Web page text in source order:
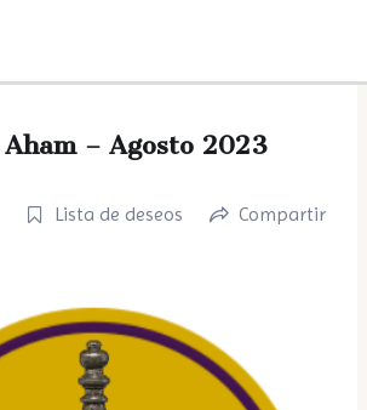
– Agosto 2023
Lista de deseos Compartir